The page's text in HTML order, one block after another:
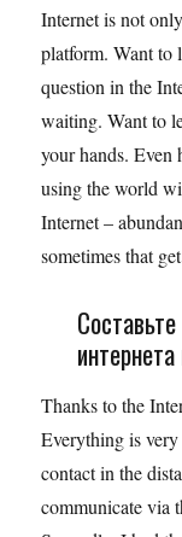
Internet is not
platform. Want to
question in the
waiting. Want to
your hands. Even
using the world
Internet –
sometimes that
Thanks to the
Everything is
contact in the
communicate via